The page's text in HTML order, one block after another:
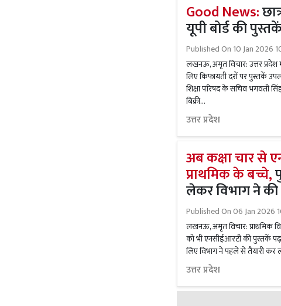
Good News:
यूपी बोर्ड की
Published On 10 Jan 2026
लखनऊ, अमृत विचार: उत्तर प्रदेश
लिए किफायती दरों पर पुस्तकें
शिक्षा परिषद के सचिव भगवती
बिक्री...
उत्तर प्रदेश
अब कक्षा चार से
प्राथमिक के बच्चे,
लेकर विभाग ने की
Published On06 Jan 2026
लखनऊ, अमृत विचार: प्राथमिक
को भी एनसीईआरटी की पुस्तकें
लिए विभाग ने पहले से तैयारी
उत्तर प्रदेश